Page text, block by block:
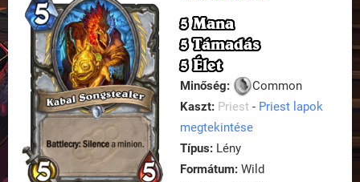
5 Mana
5 Támadás
5 Élet
Minőség:
Common
Kaszt: Priest - Priest lapok
megtekintése
Típus: Lény
Formátum: Wild